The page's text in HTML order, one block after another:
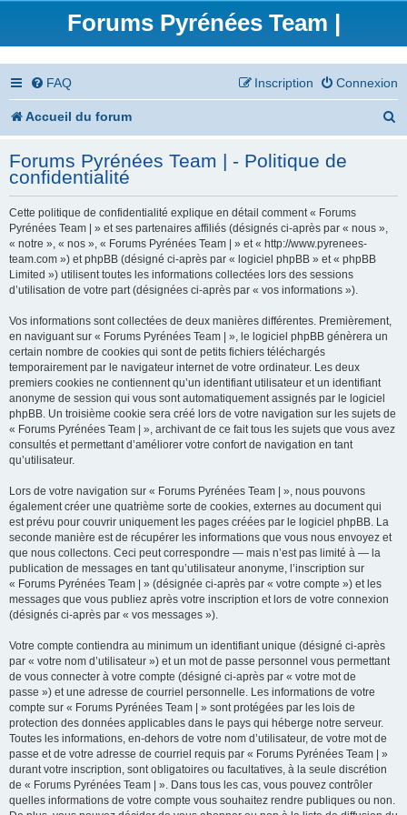
Forums Pyrénées Team |
FAQ Connexion
Inscription
Accueil du forum
h
Forums Pyrénées Team | - Politique de
confidentialité
Cette politique de confidentialité explique en détail comment « Forums
Pyrénées Team | » et ses partenaires affiliés (désignés ci-après par « nous »,
« notre », « nos », « Forums Pyrénées Team | » et « http://www.pyrenees-
team.com ») et phpBB (désigné ci-après par « logiciel phpBB » et « phpBB
Limited ») utilisent toutes les informations collectées lors des sessions
d’utilisation de votre part (désignées ci-après par « vos informations »).
Vos informations sont collectées de deux manières différentes. Premièrement,
en naviguant sur « Forums Pyrénées Team | », le logiciel phpBB génèrera un
certain nombre de cookies qui sont de petits fichiers téléchargés
temporairement par le navigateur internet de votre ordinateur. Les deux
premiers cookies ne contiennent qu’un identifiant utilisateur et un identifiant
anonyme de session qui vous sont automatiquement assignés par le logiciel
phpBB. Un troisième cookie sera créé lors de votre navigation sur les sujets de
« Forums Pyrénées Team | », archivant de ce fait tous les sujets que vous avez
consultés et permettant d’améliorer votre confort de navigation en tant
qu’utilisateur.
Lors de votre navigation sur « Forums Pyrénées Team | », nous pouvons
également créer une quatrième sorte de cookies, externes au document qui
est prévu pour couvrir uniquement les pages créées par le logiciel phpBB. La
seconde manière est de récupérer les informations que vous nous envoyez et
que nous collectons. Ceci peut correspondre — mais n’est pas limité à — la
publication de messages en tant qu’utilisateur anonyme, l’inscription sur
« Forums Pyrénées Team | » (désignée ci-après par « votre compte ») et les
messages que vous publiez après votre inscription et lors de votre connexion
(désignés ci-après par « vos messages »).
Votre compte contiendra au minimum un identifiant unique (désigné ci-après
par « votre nom d’utilisateur ») et un mot de passe personnel vous permettant
de vous connecter à votre compte (désigné ci-après par « votre mot de
passe ») et une adresse de courriel personnelle. Les informations de votre
compte sur « Forums Pyrénées Team | » sont protégées par les lois de
protection des données applicables dans le pays qui héberge notre serveur.
Toutes les informations, en-dehors de votre nom d’utilisateur, de votre mot de
passe et de votre adresse de courriel requis par « Forums Pyrénées Team | »
durant votre inscription, sont obligatoires ou facultatives, à la seule discrétion
de « Forums Pyrénées Team | ». Dans tous les cas, vous pouvez contrôler
quelles informations de votre compte vous souhaitez rendre publiques ou non.